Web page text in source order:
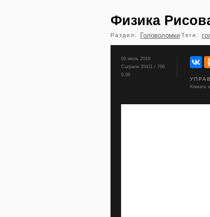
Физика
Раздел: Головоломки Теги:
06 июль 2019
Сыграли 35411 / 766
6,09
Кликать